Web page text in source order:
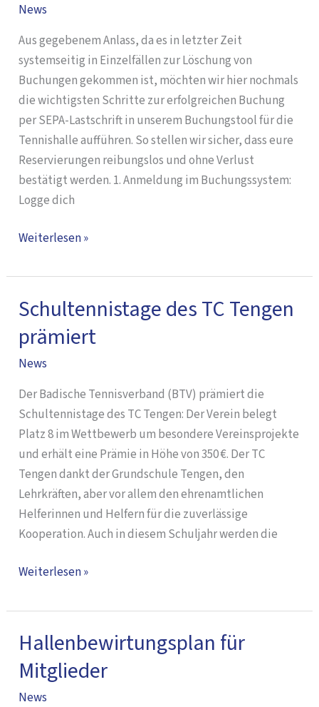
News
Aus gegebenem Anlass, da es in letzter Zeit
systemseitig in Einzelfällen zur Löschung von
Buchungen gekommen ist, möchten wir hier nochmals
die wichtigsten Schritte zur erfolgreichen Buchung
per SEPA-Lastschrift in unserem Buchungstool für die
Tennishalle aufführen. So stellen wir sicher, dass eure
Reservierungen reibungslos und ohne Verlust
bestätigt werden. 1. Anmeldung im Buchungssystem:
Logge dich
Buchung
unserer
Tennishalle
Weiterlesen »
Schultennistage des TC Tengen
prämiert
News
Der Badische Tennisverband (BTV) prämiert die
Schultennistage des TC Tengen: Der Verein belegt
Platz 8 im Wettbewerb um besondere Vereinsprojekte
und erhält eine Prämie in Höhe von 350 €. Der TC
Tengen dankt der Grundschule Tengen, den
Lehrkräften, aber vor allem den ehrenamtlichen
Helferinnen und Helfern für die zuverlässige
Kooperation. Auch in diesem Schuljahr werden die
Schultennistage
TC
Tengen
prämiert
Weiterlesen »
Hallenbewirtungsplan für
Mitglieder
News
Hallenbewirtungsplan
Mitglieder